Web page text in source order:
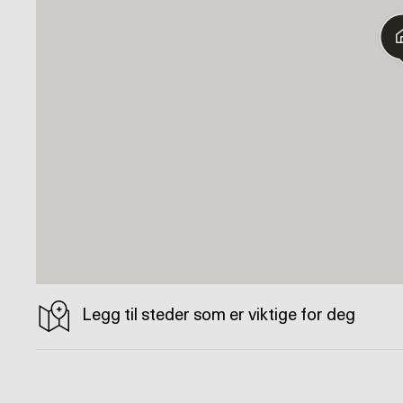
Legg til steder som er viktige for deg